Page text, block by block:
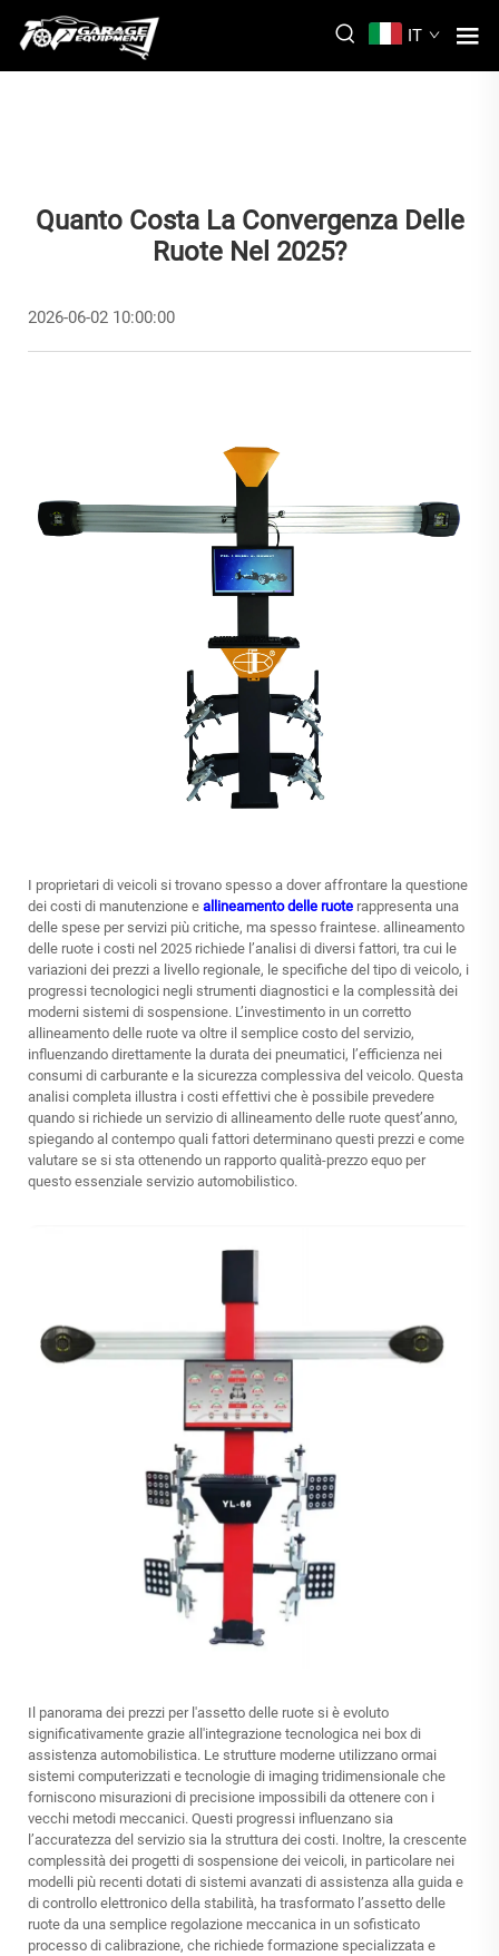
IT
Quanto Costa La Convergenza Delle
Ruote Nel 2025?
2026-06-02 10:00:00
I proprietari di veicoli si trovano spesso a dover affrontare la questione
dei costi di manutenzione e allineamento delle ruote rappresenta una
delle spese per servizi più critiche, ma spesso fraintese. allineamento
delle ruote i costi nel 2025 richiede l’analisi di diversi fattori, tra cui le
variazioni dei prezzi a livello regionale, le specifiche del tipo di veicolo, i
progressi tecnologici negli strumenti diagnostici e la complessità dei
moderni sistemi di sospensione. L’investimento in un corretto
allineamento delle ruote va oltre il semplice costo del servizio,
influenzando direttamente la durata dei pneumatici, l’efficienza nei
consumi di carburante e la sicurezza complessiva del veicolo. Questa
analisi completa illustra i costi effettivi che è possibile prevedere
quando si richiede un servizio di allineamento delle ruote quest’anno,
spiegando al contempo quali fattori determinano questi prezzi e come
valutare se si sta ottenendo un rapporto qualità-prezzo equo per
questo essenziale servizio automobilistico.
Il panorama dei prezzi per l'assetto delle ruote si è evoluto
significativamente grazie all'integrazione tecnologica nei box di
assistenza automobilistica. Le strutture moderne utilizzano ormai
sistemi computerizzati e tecnologie di imaging tridimensionale che
forniscono misurazioni di precisione impossibili da ottenere con i
vecchi metodi meccanici. Questi progressi influenzano sia
l’accuratezza del servizio sia la struttura dei costi. Inoltre, la crescente
complessità dei progetti di sospensione dei veicoli, in particolare nei
modelli più recenti dotati di sistemi avanzati di assistenza alla guida e
di controllo elettronico della stabilità, ha trasformato l’assetto delle
ruote da una semplice regolazione meccanica in un sofisticato
processo di calibrazione, che richiede formazione specializzata e